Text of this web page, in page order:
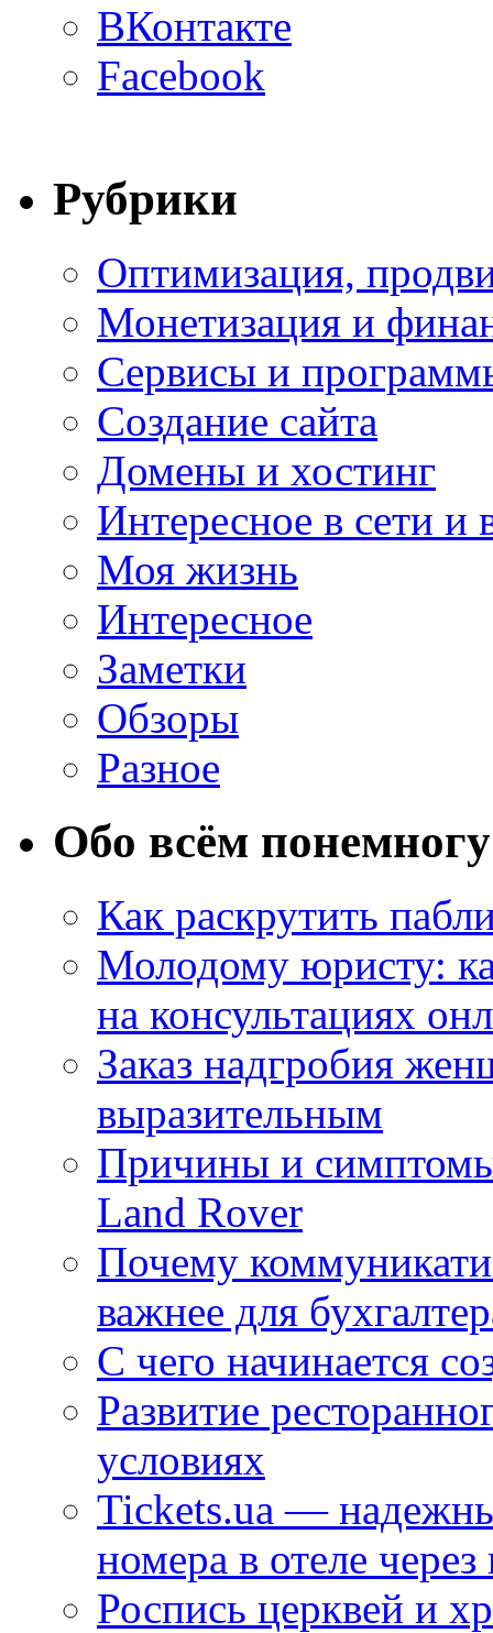
ВКонтакте
Facebook
Рубрики
Оптимизация,
Монетизация и
Сервисы и
Создание сайта
Домены и хостинг
Интересное в сети и
Моя жизнь
Интересное
Заметки
Обзоры
Разное
Обо всём понемногу
Как раскрутить
Молодому юристу:
на консультациях
Заказ надгробия
выразительным
Причины и
Land Rover
Почему
важнее для
С чего начинается
Развитие
условиях
Tickets.ua —
номера в отеле через
Роспись церквей и